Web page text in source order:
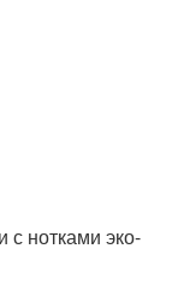
с нотками эко-